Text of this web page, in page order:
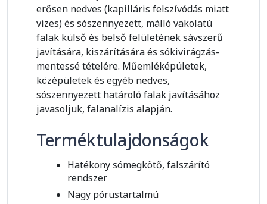
erősen nedves (kapilláris felszívódás miatt
vizes) és sószennyezett, málló vakolatú
falak külső és belső felületének sávszerű
javítására, kiszárítására és sókivirágzás-
mentessé tételére. Műemléképületek,
középületek és egyéb nedves,
sószennyezett határoló falak javításához
javasoljuk, falanalízis alapján.
Terméktulajdonságok
Hatékony sómegkötő, falszárító
rendszer
Nagy pórustartalmú